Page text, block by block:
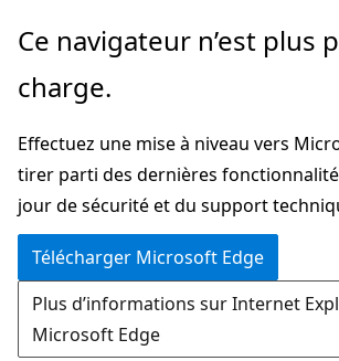
Passer
directement
au
principal
Ce navigateur n’est plus
charge.
Effectuez une mise à niveau vers
tirer parti des dernières
jour de sécurité et du support
Télécharger Microsoft Edge
Plus d’informations sur Internet
Microsoft Edge